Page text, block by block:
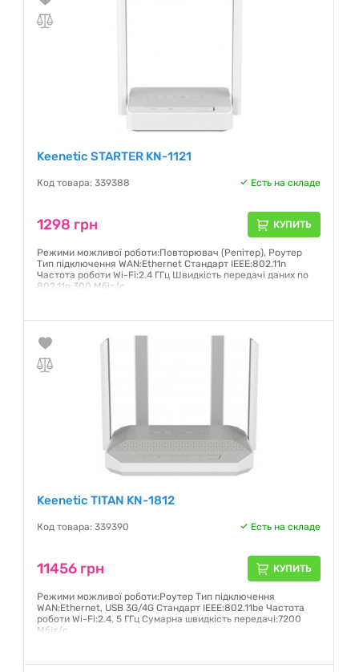
Keenetic STARTER KN-1121
Код товара: 339388 Есть на складе
1298 грн КУПИТЬ
Режими можливої роботи:Повторювач (Репітер), Роутер
Тип підключення WAN:Ethernet Стандарт IEEE:802.11n
Частота роботи Wi-Fi:2.4 ГГц Швидкість передачі даних по
802.11n:300 Мбіт/с
Keenetic TITAN KN-1812
Код товара: 339390 Есть на складе
11456 грн КУПИТЬ
Режими можливої роботи:Роутер Тип підключення
WAN:Ethernet, USB 3G/4G Стандарт IEEE:802.11be Частота
роботи Wi-Fi:2.4, 5 ГГц Сумарна швидкість передачі:7200
Мбіт/с